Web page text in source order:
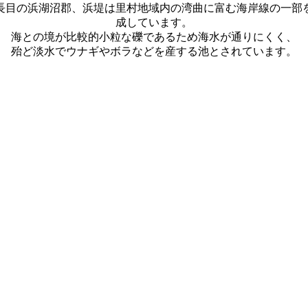
の浜湖沼郡、浜堤は里村地域内の湾曲に富む海岸線の一部
成しています。
海との境が比較的小粒な礫であるため海水が通りにくく、
殆ど淡水でウナギやボラなどを産する池とされています。